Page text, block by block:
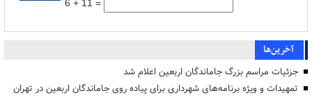
6 + 11 =
آخرین‌ها
جزئیات مراسم بزرگ جاماندگان اربعین اعلام شد
تمهیدات و ویژه برنامه‌های شهرداری برای پیاده روی جاماندگان اربعین در تهران